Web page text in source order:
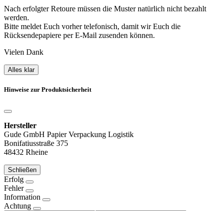
Nach erfolgter Retoure müssen die Muster natürlich nicht bezahlt
werden.
Bitte meldet Euch vorher telefonisch, damit wir Euch die
Rücksendepapiere per E-Mail zusenden können.
Vielen Dank
Alles klar
Hinweise zur Produktsicherheit
Hersteller
Gude GmbH Papier Verpackung Logistik
Bonifatiusstraße 375
48432 Rheine
Schließen
Erfolg
Fehler
Information
Achtung